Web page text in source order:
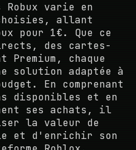
Robux varie en
allant
pour 1€. Que ce
des cartes-
Premium, chaque
solution adaptée à
En comprenant
disponibles et en
ses achats, il
la valeur de
et d'enrichir son